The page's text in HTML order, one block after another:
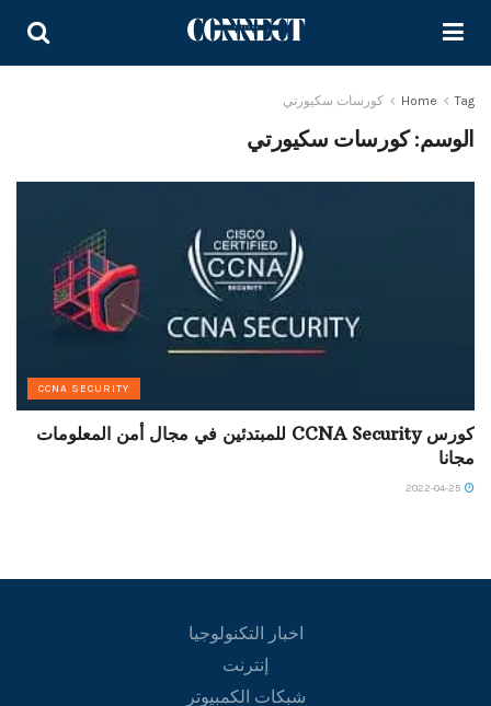
Home Tag كورسات سكيورتي
الوسم:كورسات سكيورتي
CCNA SECURITY
كورس CCNA Security للمبتدئين في مجال أمن المعلومات
مجانا
اخبار التكنولوجيا
إنترنت
شبكات الكمبيوتر